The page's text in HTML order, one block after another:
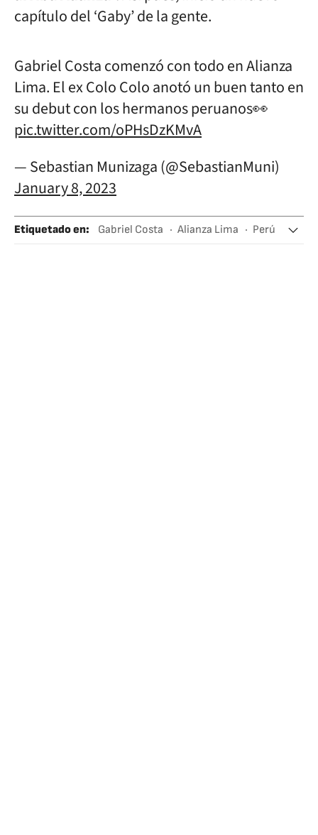
capítulo del ‘Gaby’ de la gente.
Gabriel Costa comenzó con todo en Alianza
Lima. El ex Colo Colo anotó un buen tanto en
su debut con los hermanos peruanos👀
pic.twitter.com/oPHsDzKMvA
— Sebastian Munizaga (@SebastianMuni)
January 8, 2023
Etiquetado en: Gabriel Costa Alianza Lima
Perú